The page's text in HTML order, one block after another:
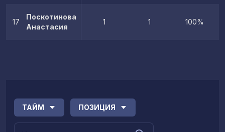
17
Поскотинова
Анастасия
1 1 100%
ТАЙМ ПОЗИЦИЯ